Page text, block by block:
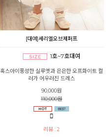
[대여]세리엘오브제퍼프
1호~7호대여
혹스아이풍성한 실루엣과 은은한 오프화이트 컬
러가 어우러진 드레스
90,000원
110,000원
리뷰 : 2